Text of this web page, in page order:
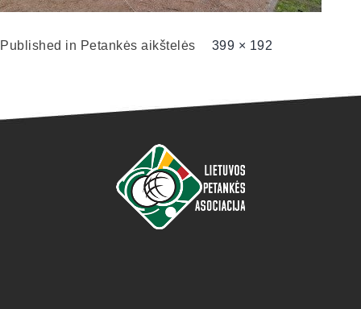
Published in Petankės aikštelės 399 × 192